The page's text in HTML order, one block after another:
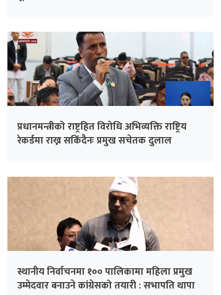
प्रधानमन्त्रीको राष्ट्रहित विरोधि अभिव्यक्ति राष्ट्रिय
रेकर्डमा राख्न सकिँदैनः प्रमुख सचेतक दुलाल
स्थानीय निर्वाचनमा १०० पालिकामा महिला प्रमुख
उम्मेदवार बनाउने कांग्रेसको तयारी : सभापति थापा